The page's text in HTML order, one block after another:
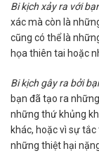
Bi kịch xảy ra với
xác mà còn là
cũng có thể là
họa thiên tai hoặc
Bi kịch gây ra bởi
bạn đã tạo ra
những thứ khủng
khác, hoặc vì sự
những thiệt hại